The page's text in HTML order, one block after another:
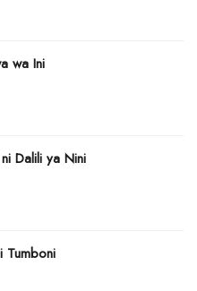
wa Ini
Dalili ya Nini
Tumboni